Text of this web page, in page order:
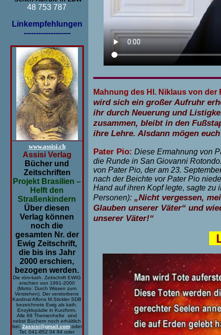
48 753 787
Linkempfehlungen
-------------------
www.assisi.ch
Assisi Verlag
Bücher und
Zeitschriften
Projekt Brasilien –
Helft den
Straßenkindern
Über diesen
Verlag können
noch die
gesamten Nr. der
Ewig Zeitschrift,
die bis ins Jahr
2000 erschien,
bezogen werden.
Die röm-kath. Zeitschrift EWIG
erschien von 1991-2000
(Motto: Durch Wissen zum
Verstehen). Der verstorbene
Kardinal Alfons M.Stickler SDB
bezeichnete Ewig als kath.
Enzyklopädie in Kurzform.
Alle 68 Themenhefte sind
nebst Büchern noch erhältlich
bei: 2assisi@gmail.comoder
Tel. 041-852 04 84 oder
Mahnung des Hl. Niklaus von der
wird sich ein großer Aufruhr
ihr durch Neuerung und
zusammen, bleibt in den
ihre Lehre. Alsdann mögen
Pater Pio: Diese Ermahnung von
die Runde in San Giovanni
von Pater Pio, der am 23.
nach der Beichte vor Pater Pio
Hand auf ihren Kopf legte, sagte zu
Personen): „Nicht vergessen,
Glauben unserer Väter“ und
unserer Väter!“